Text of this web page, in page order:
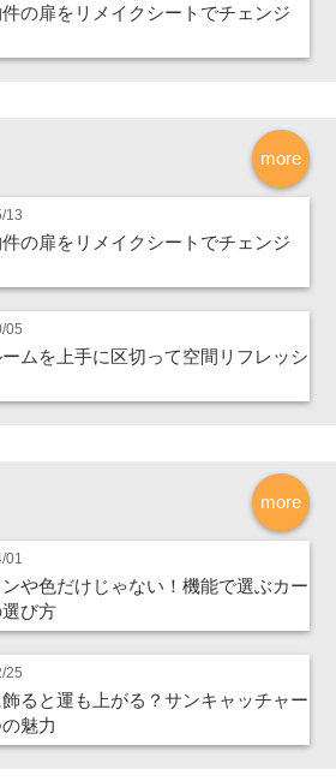
の扉をリメイクシートでチェンジ
more
13
の扉をリメイクシートでチェンジ
05
ームを上手に区切って空間リフレッシ
more
01
や色だけじゃない！機能で選ぶカー
び方
25
ると運も上がる？サンキャッチャー
魅力